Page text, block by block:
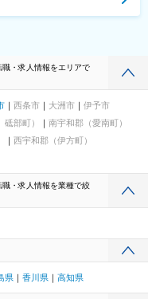
・求人情報をエリアで
西条市 大洲市
伊予市
部町）
南宇和郡（愛南町）
西宇和郡（伊方町）
・求人情報を業種で絞
県 香川県 高知県